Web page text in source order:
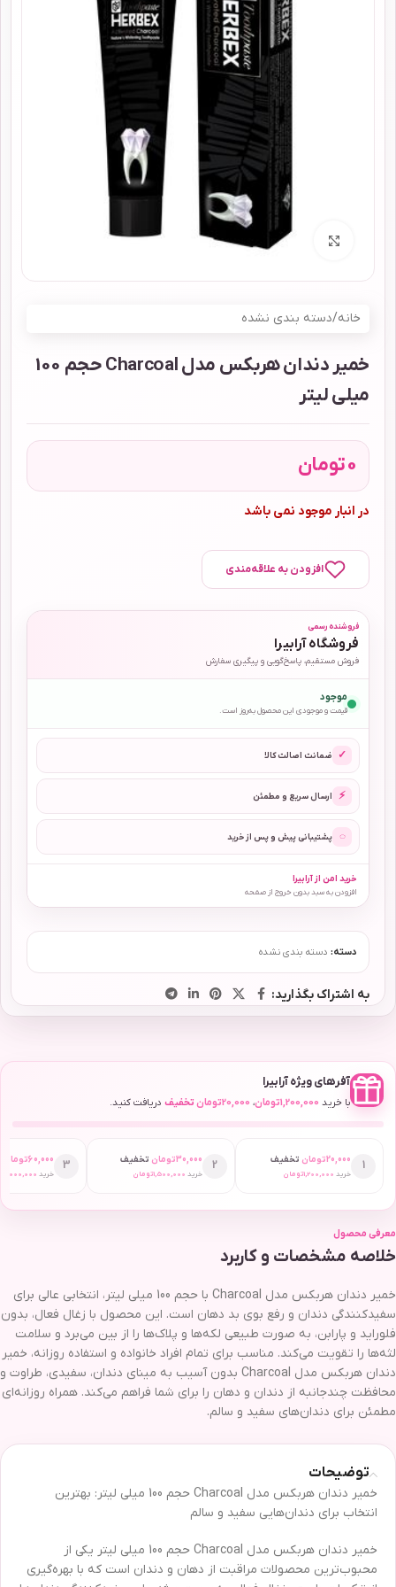
برای بزرگنمایی کلیک کنید
خانه/دسته بندی نشده
خمیر دندان هربکس مدل Charcoal حجم 100
میلی لیتر
0تومان
در انبار موجود نمی باشد
افزودن به علاقه‌مندی
فروشنده رسمی
فروشگاه آرابیرا
فروش مستقیم، پاسخ‌گویی و پیگیری سفارش
موجود
قیمت و موجودی این محصول به‌روز است.
✓ ضمانت اصالت کالا
⚡ ارسال سریع و مطمئن
◌ پشتیبانی پیش و پس از خرید
خرید امن از آرابیرا
افزودن به سبد بدون خروج از صفحه
دسته: دسته بندی نشده
به اشتراک بگذارید:
آفرهای ویژه آرابیرا
با خرید 1,200,000تومان، 20,000تومان تخفیف دریافت کنید.
1
20,000تومان تخفیف
خرید 1,200,000تومان
2
30,000تومان تخفیف
خرید 1,500,000تومان
3
60,000تومان
خرید 2,000,000
معرفی محصول
خلاصه مشخصات و کاربرد
خمیر دندان هربکس مدل Charcoal با حجم 100 میلی لیتر، انتخابی عالی برای
سفیدکنندگی دندان و رفع بوی بد دهان است. این محصول با زغال فعال، بدون
فلوراید و پارابن، به صورت طبیعی لکه‌ها و پلاک‌ها را از بین می‌برد و سلامت
لثه‌ها را تقویت می‌کند. مناسب برای تمام افراد خانواده و استفاده روزانه، خمیر
دندان هربکس مدل Charcoal بدون آسیب به مینای دندان، سفیدی، طراوت و
محافظت چندجانبه از دندان و دهان را برای شما فراهم می‌کند. همراه روزانه‌ای
مطمئن برای دندان‌های سفید و سالم.
توضیحات
خمیر دندان هربکس مدل Charcoal حجم 100 میلی لیتر: بهترین
انتخاب برای دندان‌هایی سفید و سالم
خمیر دندان هربکس مدل Charcoal حجم 100 میلی لیتر یکی از
محبوب‌ترین محصولات مراقبت از دهان و دندان است که با بهره‌گیری